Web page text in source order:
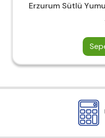
Erzurum Sütlü